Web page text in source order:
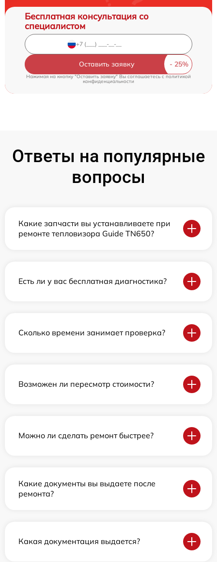
Бесплатная консультация со
специалистом
Оставить заявку
Нажимая на кнопку "Оставить заявку" Вы соглашаетесь cполитикой
конфиденциальности
Ответы на популярные
вопросы
Какие запчасти вы устанавливаете при
ремонте тепловизора Guide TN650?
Есть ли у вас бесплатная диагностика?
Сколько времени занимает проверка?
Возможен ли пересмотр стоимости?
Можно ли сделать ремонт быстрее?
Какие документы вы выдаете после
ремонта?
Какая документация выдается?